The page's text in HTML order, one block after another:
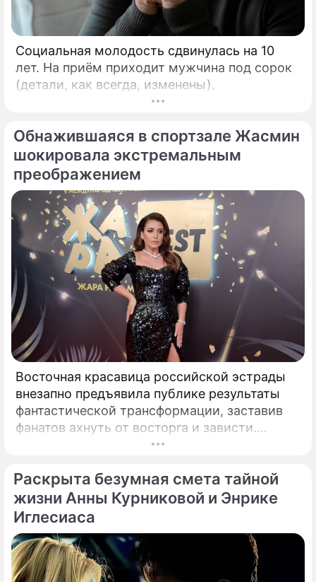
Социальная молодость сдвинулась на 10
лет. На приём приходит мужчина под сорок
(детали, как всегда, изменены).
Обнажившаяся в спортзале Жасмин
шокировала экстремальным
преображением
Восточная красавица российской эстрады
внезапно предъявила публике результаты
фантастической трансформации, заставив
фанатов ахнуть от восторга и зависти.
Знаменитая певица Жасмин всегда
формами, однако ее свежие снимки
спровоцировали настоящую бурю в Сети.
Раскрыта безумная смета тайной
жизни Анны Курниковой и Энрике
Иглесиаса